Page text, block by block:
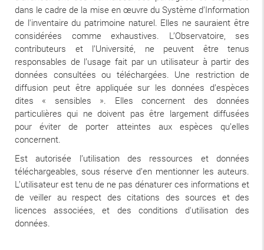
dans le cadre de la mise en œuvre du Système d’Information
de l'inventaire du patrimoine naturel. Elles ne sauraient être
considérées comme exhaustives. L’Observatoire, ses
contributeurs et l’Université, ne peuvent être tenus
responsables de l’usage fait par un utilisateur à partir des
données consultées ou téléchargées. Une restriction de
diffusion peut être appliquée sur les données d’espèces
dites « sensibles ». Elles concernent des données
particulières qui ne doivent pas être largement diffusées
pour éviter de porter atteintes aux espèces qu’elles
concernent.
Est autorisée l’utilisation des ressources et données
téléchargeables, sous réserve d’en mentionner les auteurs.
L’utilisateur est tenu de ne pas dénaturer ces informations et
de veiller au respect des citations des sources et des
licences associées, et des conditions d'utilisation des
données.